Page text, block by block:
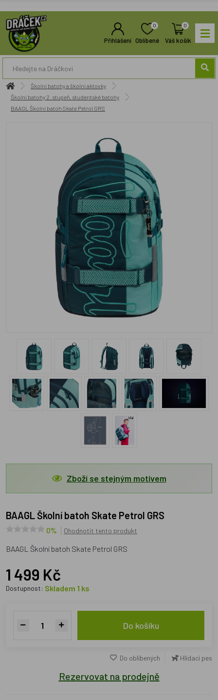
Přihlášení
0
Oblíbené
0
Váš košík
Školní batohy a školní aktovky
Školní batohy 2. stupeň, studentské batohy
BAAGL Školní batoh Skate Petrol GRS
Zboží se stejným motivem
BAAGL Školní batoh Skate Petrol GRS
0% Ohodnotit tento produkt
BAAGL Školní batoh Skate Petrol GRS
1 499 Kč
Dostupnost: Skladem 1 ks
Do košíku
Do oblíbených Hlídací pes
Rezervovat na prodejně